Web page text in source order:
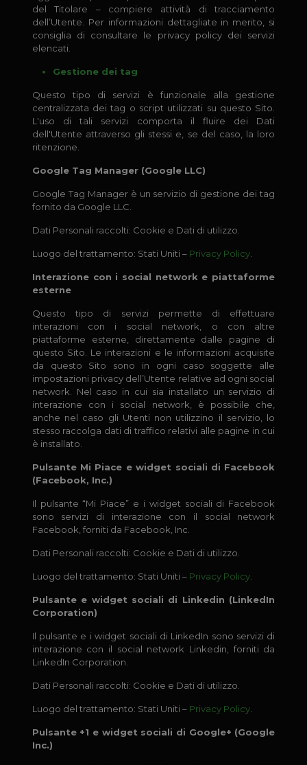
del Titolare – compiere attività di tracciamento
dell’Utente. Per informazioni dettagliate in merito, si
consiglia di consultare le privacy policy dei servizi
elencati.
Gestione dei tag
Questo tipo di servizi è funzionale alla gestione
centralizzata dei tag o script utilizzati su questo Sito.
L'uso di tali servizi comporta il fluire dei Dati
dell'Utente attraverso gli stessi e, se del caso, la loro
ritenzione.
Google Tag Manager (Google LLC)
Google Tag Manager è un servizio di gestione dei tag
fornito da Google LLC.
Dati Personali raccolti: Cookie e Dati di utilizzo.
Luogo del trattamento: Stati Uniti – Privacy Policy.
Interazione con i social network e piattaforme
esterne
Questo tipo di servizi permette di effettuare
interazioni con i social network, o con altre
piattaforme esterne, direttamente dalle pagine di
questo Sito. Le interazioni e le informazioni acquisite
da questo Sito sono in ogni caso soggette alle
impostazioni privacy dell’Utente relative ad ogni social
network. Nel caso in cui sia installato un servizio di
interazione con i social network, è possibile che,
anche nel caso gli Utenti non utilizzino il servizio, lo
stesso raccolga dati di traffico relativi alle pagine in cui
è installato.
Pulsante Mi Piace e widget sociali di Facebook
(Facebook, Inc.)
Il pulsante “Mi Piace” e i widget sociali di Facebook
sono servizi di interazione con il social network
Facebook, forniti da Facebook, Inc.
Dati Personali raccolti: Cookie e Dati di utilizzo.
Luogo del trattamento: Stati Uniti – Privacy Policy.
Pulsante e widget sociali di Linkedin (LinkedIn
Corporation)
Il pulsante e i widget sociali di LinkedIn sono servizi di
interazione con il social network Linkedin, forniti da
LinkedIn Corporation.
Dati Personali raccolti: Cookie e Dati di utilizzo.
Luogo del trattamento: Stati Uniti – Privacy Policy.
Pulsante +1 e widget sociali di Google+ (Google
Inc.)